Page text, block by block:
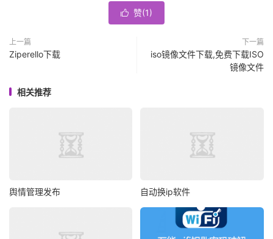
 赞(1)
上一篇
Ziperello下载
下一篇
iso镜像文件下载,免费下载ISO
镜像文件
相关推荐
舆情管理发布 自动换ip软件